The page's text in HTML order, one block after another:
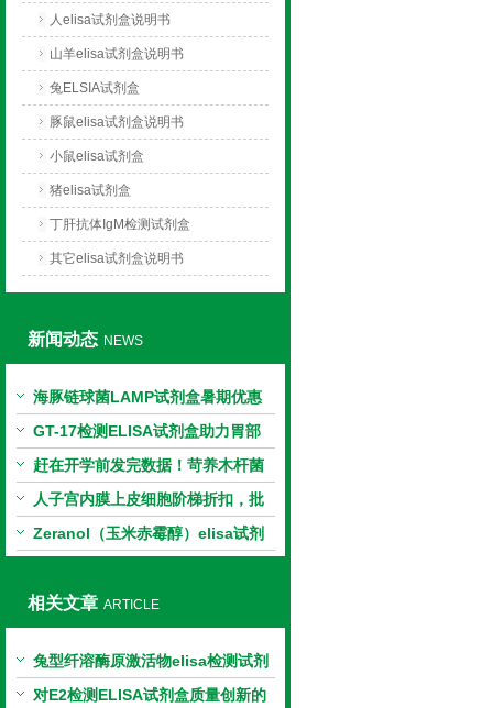
人elisa试剂盒说明书
山羊elisa试剂盒说明书
兔ELSIA试剂盒
豚鼠elisa试剂盒说明书
小鼠elisa试剂盒
猪elisa试剂盒
丁肝抗体IgM检测试剂盒
其它elisa试剂盒说明书
新闻动态 NEWS
海豚链球菌LAMP试剂盒暑期优惠
GT-17检测ELISA试剂盒助力胃部
相关指标样本定量研究
赶在开学前发完数据！苛养木杆菌
PCR检测试剂盒暑假优惠开启
人子宫内膜上皮细胞阶梯折扣，批
量更划算
Zeranol（玉米赤霉醇）elisa试剂
相关文章 ARTICLE
兔型纤溶酶原激活物elisa检测试剂
盒操作流程
对E2检测ELISA试剂盒质量创新的